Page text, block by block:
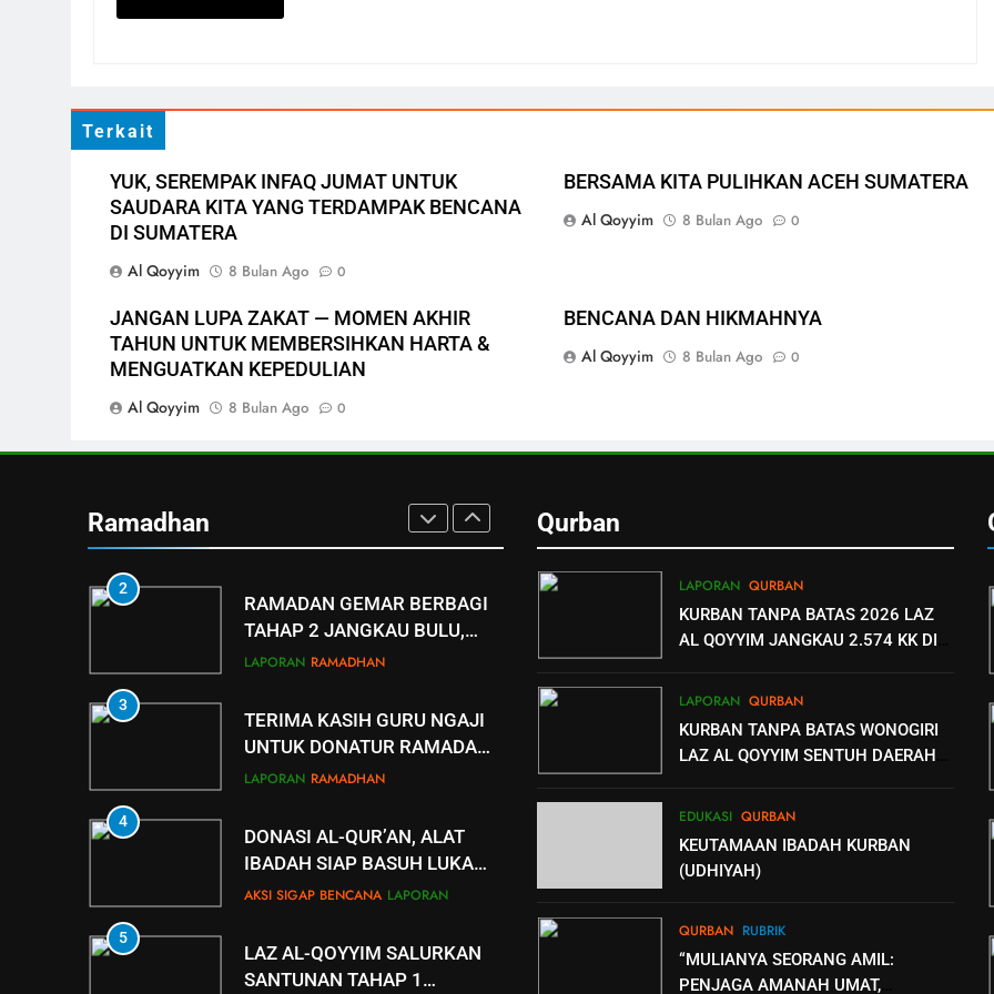
Terkait
YUK, SEREMPAK INFAQ JUMAT UNTUK
SAUDARA KITA YANG TERDAMPAK BENCANA
DI SUMATERA
Al Qoyyim
8 Bulan Ago 0
BERSAMA KITA PULIHKAN ACEH SUMATERA
Al Qoyyim
8 Bulan Ago 0
JANGAN LUPA ZAKAT — MOMEN AKHIR
TAHUN UNTUK MEMBERSIHKAN HARTA &
MENGUATKAN KEPEDULIAN
Al Qoyyim
8 Bulan Ago 0
BENCANA DAN HIKMAHNYA
Al Qoyyim
8 Bulan Ago 0
Ramadhan
TERIMA KASIH GURU NGAJI
4
PENYINTAS ACEH
AKSI SIGAP BENCANA LAPORAN
5
SANTUNAN TAHAP 1
RAMADAN GEMAR BERBAGI
LAPORAN RAMADHAN
6
BERKAH DENGAN BAYAR
FIDYAH
MARBOT DAN GURU NGAJI
LAPORAN RAMADHAN
2
RAMADAN GEMAR BERBAGI
TAHAP 2 JANGKAU BULU,
TAWANGSARI, BAKI,
LAPORAN RAMADHAN
3
TERIMA KASIH GURU NGAJI
UNTUK DONATUR RAMADAN
GEMAR BERBAGI
LAPORAN RAMADHAN
4
DONASI AL-QUR’AN, ALAT
IBADAH SIAP BASUH LUKA
PENYINTAS ACEH
AKSI SIGAP BENCANA LAPORAN
5
LAZ AL-QOYYIM SALURKAN
SANTUNAN TAHAP 1
Qurban
LAPORAN QURBAN
KURBAN TANPA BATAS 2026 LAZ
AL QOYYIM JANGKAU 2.574 KK DI
LAPORAN QURBAN
KURBAN TANPA BATAS WONOGIRI
LAZ AL QOYYIM SENTUH DAERAH
EDUKASI QURBAN
KEUTAMAAN IBADAH KURBAN
(UDHIYAH)
QURBAN RUBRIK
“MULIANYA SEORANG AMIL:
PENJAGA AMANAH UMAT,